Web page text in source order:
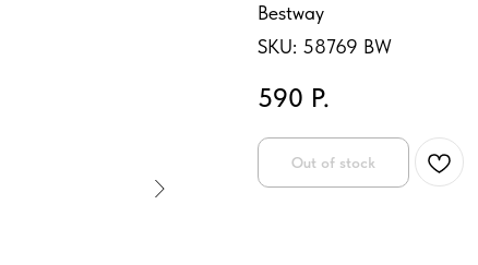
Bestway
SKU: 58769 BW
590 Р.
Out of stock